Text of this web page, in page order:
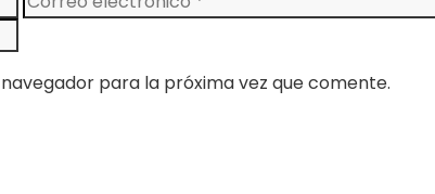
electrónico
para la próxima vez que comente.